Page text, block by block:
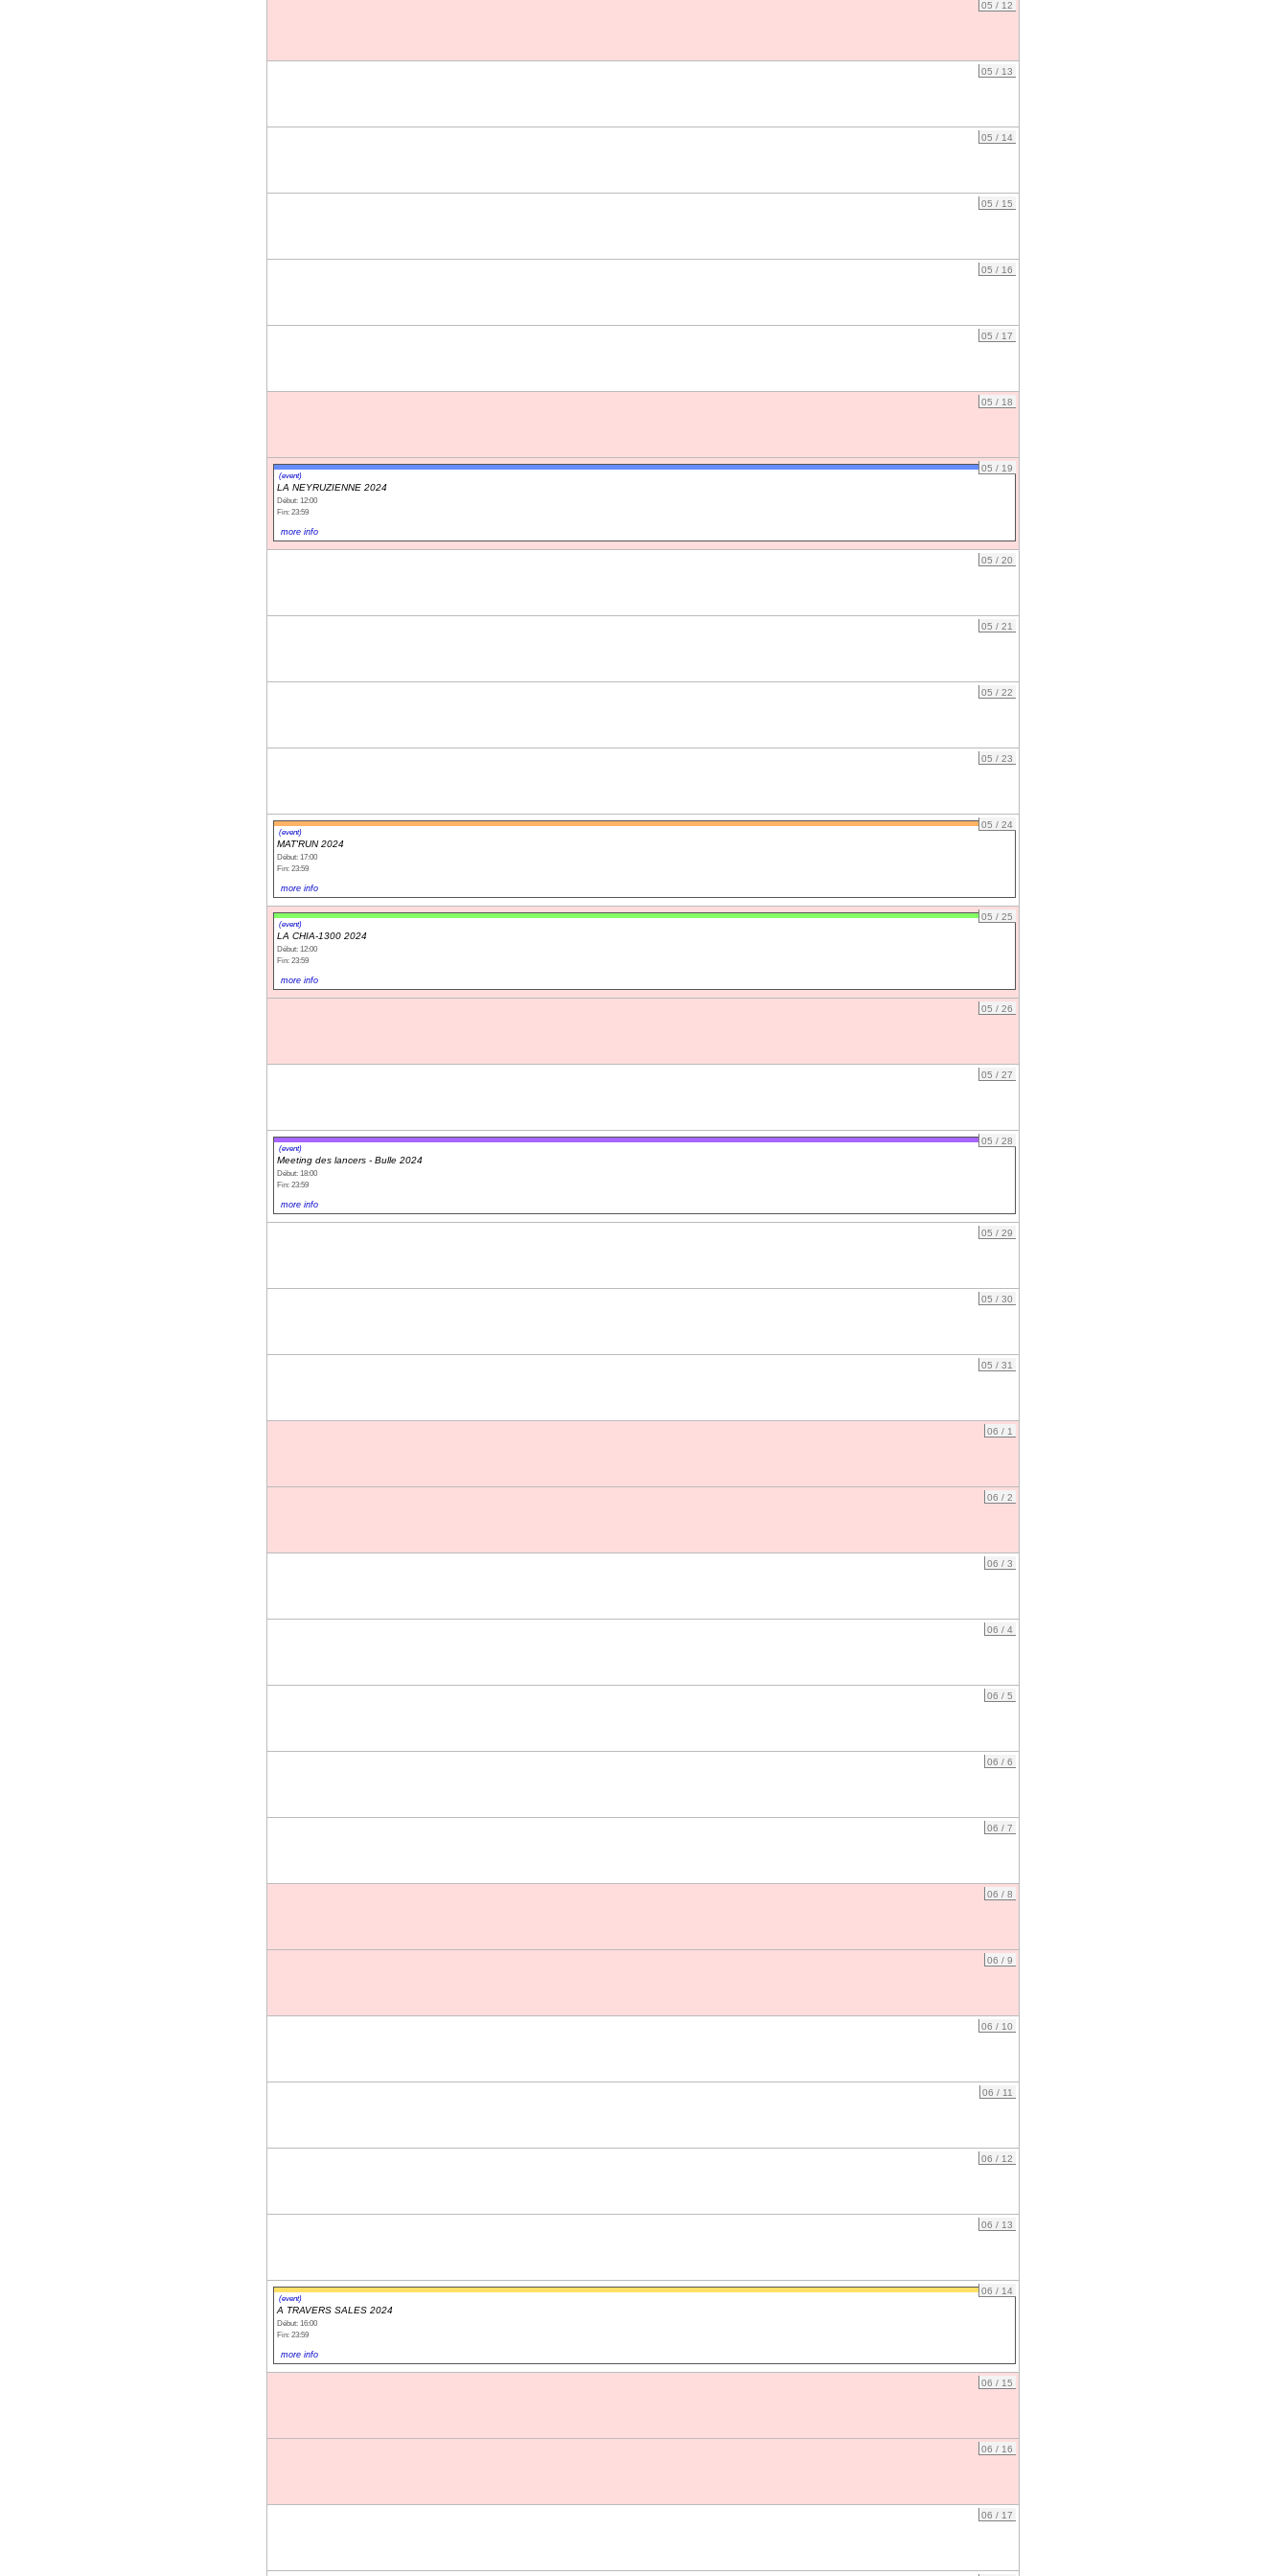
05 / 12
05 / 13
05 / 14
05 / 15
05 / 16
05 / 17
05 / 18
05 / 19
(event)
LA NEYRUZIENNE 2024
Début: 12:00
Fin: 23:59
more info
05 / 20
05 / 21
05 / 22
05 / 23
05 / 24
(event)
MAT'RUN 2024
Début: 17:00
Fin: 23:59
more info
05 / 25
(event)
LA CHIA-1300 2024
Début: 12:00
Fin: 23:59
more info
05 / 26
05 / 27
05 / 28
(event)
Meeting des lancers - Bulle 2024
Début: 18:00
Fin: 23:59
more info
05 / 29
05 / 30
05 / 31
06 / 1
06 / 2
06 / 3
06 / 4
06 / 5
06 / 6
06 / 7
06 / 8
06 / 9
06 / 10
06 / 11
06 / 12
06 / 13
06 / 14
(event)
A TRAVERS SALES 2024
Début: 16:00
Fin: 23:59
more info
06 / 15
06 / 16
06 / 17